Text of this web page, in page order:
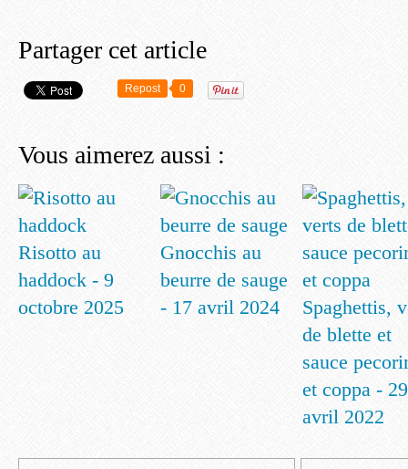
Partager cet article
Repost 0
Vous aimerez aussi :
Risotto au
haddock - 9
octobre 2025
Gnocchis au
beurre de sauge
- 17 avril 2024
Spaghettis,
de blette et
sauce
et coppa - 29
avril 2022